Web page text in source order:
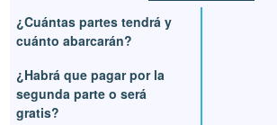
¿Cuántas partes tendrá y
cuánto abarcarán?
¿Habrá que pagar por la
segunda parte o será
gratis?